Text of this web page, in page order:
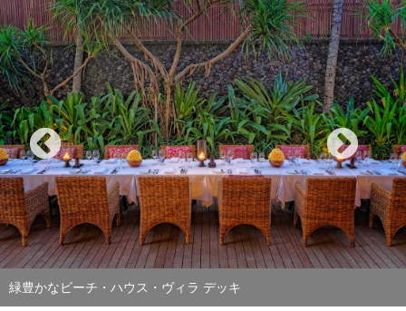
ヴィラ目の前のビーチ正面にサンセットを望む